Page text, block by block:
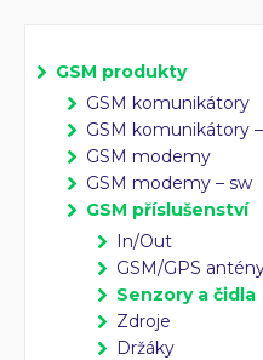
Zakázková
Bezdrátové
Průmyslové PC
Osazování DPS
Mechanická
Laserové
O FIRMĚ
KONTAKT
Přihlášení partnera
GSM produkty
GSM komunikátory
GSM komunikátory
GSM modemy
GSM modemy – sw
GSM příslušenství
In/Out
GSM/GPS
Senzory a čidla
Zdroje
Držáky